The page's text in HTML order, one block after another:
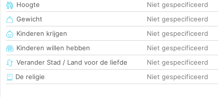
Hoogte
Niet gespecificeerd
Gewicht
Niet gespecificeerd
Kinderen krijgen
Niet gespecificeerd
Kinderen willen hebben
Niet gespecificeerd
Verander Stad / Land voor de liefde
Niet gespecificeerd
De religie
Niet gespecificeerd